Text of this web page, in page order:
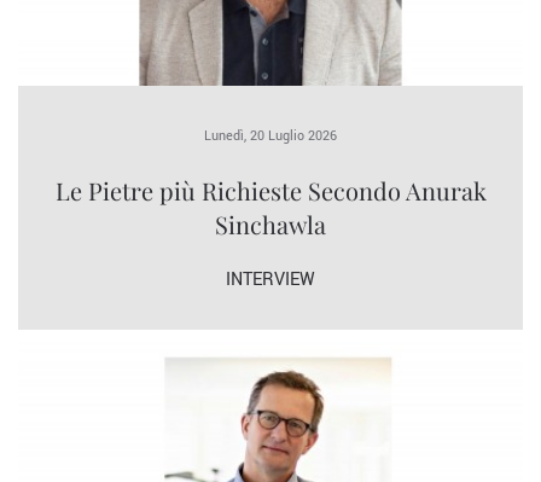
Lunedì, 20 Luglio 2026
Le Pietre più Richieste Secondo Anurak
Sinchawla
INTERVIEW